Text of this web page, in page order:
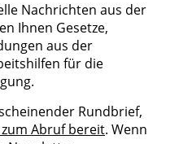
Nachrichten aus der
Ihnen Gesetze,
aus der
für die
Rundbrief,
Abruf bereit. Wenn